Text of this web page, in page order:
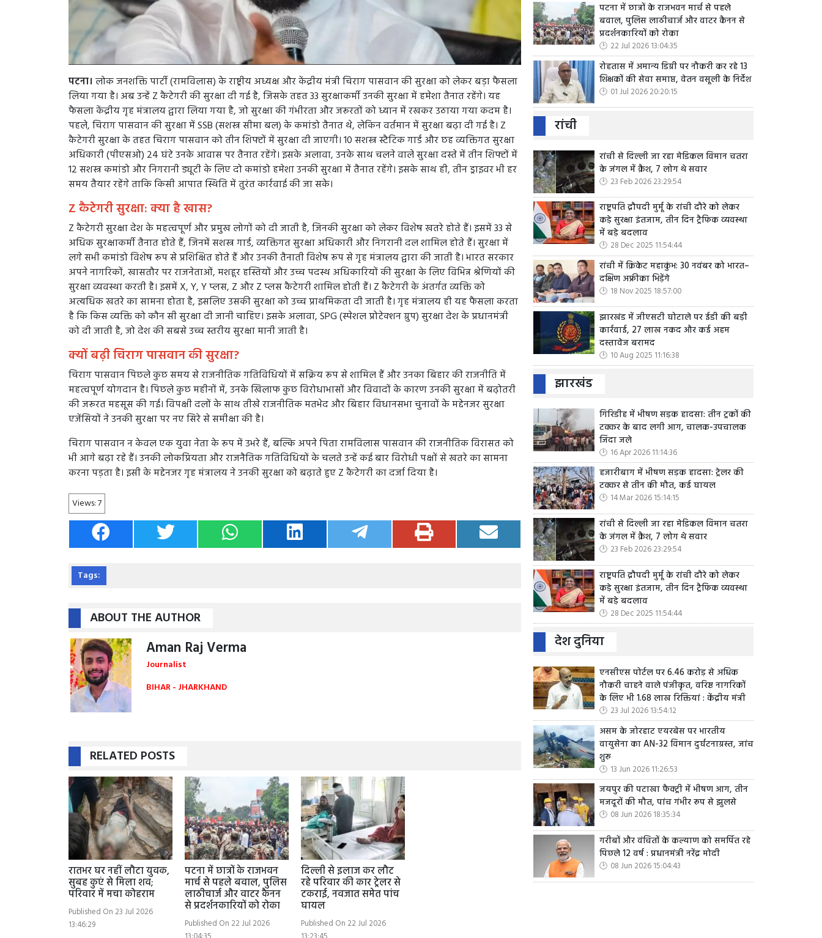
पटना। लोक जनशक्ति पार्टी (रामविलास) के राष्ट्रीय अध्यक्ष और केंद्रीय मंत्री चिराग पासवान की सुरक्षा को लेकर बड़ा फैसला
लिया गया है। अब उन्हें Z कैटेगरी की सुरक्षा दी गई है, जिसके तहत 33 सुरक्षाकर्मी उनकी सुरक्षा में हमेशा तैनात रहेंगे। यह
फैसला केंद्रीय गृह मंत्रालय द्वारा लिया गया है, जो सुरक्षा की गंभीरता और जरूरतों को ध्यान में रखकर उठाया गया कदम है।
पहले, चिराग पासवान की सुरक्षा में SSB (सशस्त्र सीमा बल) के कमांडो तैनात थे, लेकिन वर्तमान में सुरक्षा बढ़ा दी गई है। Z
कैटेगरी सुरक्षा के तहत चिराग पासवान को तीन शिफ्टों में सुरक्षा दी जाएगी। 10 सशस्त्र स्टैटिक गार्ड और छह व्यक्तिगत सुरक्षा
अधिकारी (पीएसओ) 24 घंटे उनके आवास पर तैनात रहेंगे। इसके अलावा, उनके साथ चलने वाले सुरक्षा दस्ते में तीन शिफ्टों में
12 सशस्त्र कमांडो और निगरानी ड्यूटी के लिए दो कमांडो हमेशा उनकी सुरक्षा में तैनात रहेंगे। इसके साथ ही, तीन ड्राइवर भी हर
समय तैयार रहेंगे ताकि किसी आपात स्थिति में तुरंत कार्रवाई की जा सके।
Z कैटेगरी सुरक्षा: क्या है खास?
Z कैटेगरी सुरक्षा देश के महत्वपूर्ण और प्रमुख लोगों को दी जाती है, जिनकी सुरक्षा को लेकर विशेष खतरे होते हैं। इसमें 33 से
अधिक सुरक्षाकर्मी तैनात होते हैं, जिनमें सशस्त्र गार्ड, व्यक्तिगत सुरक्षा अधिकारी और निगरानी दल शामिल होते हैं। सुरक्षा में
लगे सभी कमांडो विशेष रूप से प्रशिक्षित होते हैं और उनकी तैनाती विशेष रूप से गृह मंत्रालय द्वारा की जाती है। भारत सरकार
अपने नागरिकों, खासतौर पर राजनेताओं, मशहूर हस्तियों और उच्च पदस्थ अधिकारियों की सुरक्षा के लिए विभिन्न श्रेणियों की
सुरक्षा व्यवस्था करती है। इसमें X, Y, Y प्लस, Z और Z प्लस कैटेगरी शामिल होती हैं। Z कैटेगरी के अंतर्गत व्यक्ति को
अत्यधिक खतरे का सामना होता है, इसलिए उसकी सुरक्षा को उच्च प्राथमिकता दी जाती है। गृह मंत्रालय ही यह फैसला करता
है कि किस व्यक्ति को कौन सी सुरक्षा दी जानी चाहिए। इसके अलावा, SPG (स्पेशल प्रोटेक्शन ग्रुप) सुरक्षा देश के प्रधानमंत्री
को दी जाती है, जो देश की सबसे उच्च स्तरीय सुरक्षा मानी जाती है।
क्यों बढ़ी चिराग पासवान की सुरक्षा?
चिराग पासवान पिछले कुछ समय से राजनीतिक गतिविधियों में सक्रिय रूप से शामिल हैं और उनका बिहार की राजनीति में
महत्वपूर्ण योगदान है। पिछले कुछ महीनों में, उनके खिलाफ कुछ विरोधाभासों और विवादों के कारण उनकी सुरक्षा में बढ़ोतरी
की जरूरत महसूस की गई। विपक्षी दलों के साथ तीखे राजनीतिक मतभेद और बिहार विधानसभा चुनावों के मद्देनजर सुरक्षा
एजेंसियों ने उनकी सुरक्षा पर नए सिरे से समीक्षा की है।
चिराग पासवान न केवल एक युवा नेता के रूप में उभरे हैं, बल्कि अपने पिता रामविलास पासवान की राजनीतिक विरासत को
भी आगे बढ़ा रहे हैं। उनकी लोकप्रियता और राजनैतिक गतिविधियों के चलते उन्हें कई बार विरोधी पक्षों से खतरे का सामना
करना पड़ता है। इसी के मद्देनजर गृह मंत्रालय ने उनकी सुरक्षा को बढ़ाते हुए Z कैटेगरी का दर्जा दिया है।
Views:7
Tags:
ABOUT THE AUTHOR
Aman Raj Verma
Journalist
BIHAR - JHARKHAND
RELATED POSTS
रातभर घर नहीं लौटा युवक,
सुबह कुएं से मिला शव;
परिवार में मचा कोहराम
Published On 23 Jul 2026
13:46:29
पटना में छात्रों के राजभवन
मार्च से पहले बवाल, पुलिस
लाठीचार्ज और वाटर कैनन
से प्रदर्शनकारियों को रोका
Published On 22 Jul 2026
दिल्ली से इलाज कर लौट
रहे परिवार की कार ट्रेलर से
टकराई, नवजात समेत पांच
घायल
Published On 22 Jul 2026
पटना में छात्रों के राजभवन मार्च से पहले
बवाल, पुलिस लाठीचार्ज और वाटर कैनन से
प्रदर्शनकारियों को रोका
22 Jul 2026 13:04:35
रोहतास में अमान्य डिग्री पर नौकरी कर रहे 13
शिक्षकों की सेवा समाप्त, वेतन वसूली के निर्देश
01 Jul 2026 20:20:15
रांची
रांची से दिल्ली जा रहा मेडिकल विमान चतरा
के जंगल में क्रैश, 7 लोग थे सवार
23 Feb 2026 23:29:54
राष्ट्रपति द्रौपदी मुर्मू के रांची दौरे को लेकर
कड़े सुरक्षा इंतजाम, तीन दिन ट्रैफिक व्यवस्था
में बड़े बदलाव
28 Dec 2025 11:54:44
रांची में क्रिकेट महाकुंभ: 30 नवंबर को भारत–
दक्षिण अफ्रीका भिड़ेंगे
18 Nov 2025 18:57:00
झारखंड में जीएसटी घोटाले पर ईडी की बड़ी
कार्रवाई, 27 लाख नकद और कई अहम
दस्तावेज बरामद
10 Aug 2025 11:16:38
झारखंड
गिरिडीह में भीषण सड़क हादसा: तीन ट्रकों की
टक्कर के बाद लगी आग, चालक-उपचालक
जिंदा जले
16 Apr 2026 11:14:36
हजारीबाग में भीषण सड़क हादसा: ट्रेलर की
टक्कर से तीन की मौत, कई घायल
14 Mar 2026 15:14:15
रांची से दिल्ली जा रहा मेडिकल विमान चतरा
के जंगल में क्रैश, 7 लोग थे सवार
23 Feb 2026 23:29:54
राष्ट्रपति द्रौपदी मुर्मू के रांची दौरे को लेकर
कड़े सुरक्षा इंतजाम, तीन दिन ट्रैफिक व्यवस्था
में बड़े बदलाव
28 Dec 2025 11:54:44
देश दुनिया
एनसीएस पोर्टल पर 6.46 करोड़ से अधिक
नौकरी चाहने वाले पंजीकृत, वरिष्ठ नागरिकों
के लिए भी 1.68 लाख रिक्तियां : केंद्रीय मंत्री
23 Jul 2026 13:54:12
असम के जोरहाट एयरबेस पर भारतीय
वायुसेना का AN-32 विमान दुर्घटनाग्रस्त, जांच
शुरू
13 Jun 2026 11:26:53
जयपुर की पटाखा फैक्ट्री में भीषण आग, तीन
मजदूरों की मौत, पांच गंभीर रूप से झुलसे
08 Jun 2026 18:35:34
गरीबों और वंचितों के कल्याण को समर्पित रहे
पिछले 12 वर्ष : प्रधानमंत्री नरेंद्र मोदी
08 Jun 2026 15:04:43